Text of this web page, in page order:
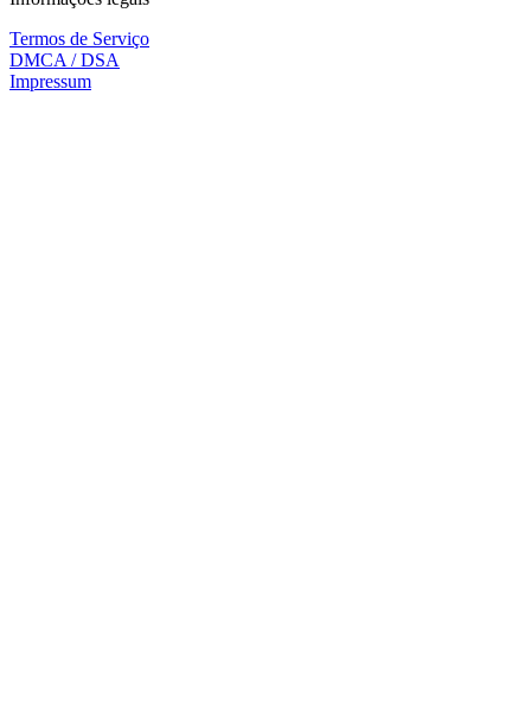
Termos de Serviço
DMCA / DSA
Impressum